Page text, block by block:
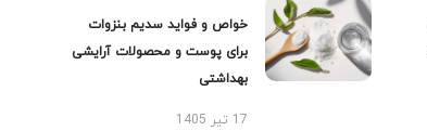
خواص و فواید سدیم بنزوات
برای پوست و محصولات آرایشی
بهداشتی
17 تیر 1405